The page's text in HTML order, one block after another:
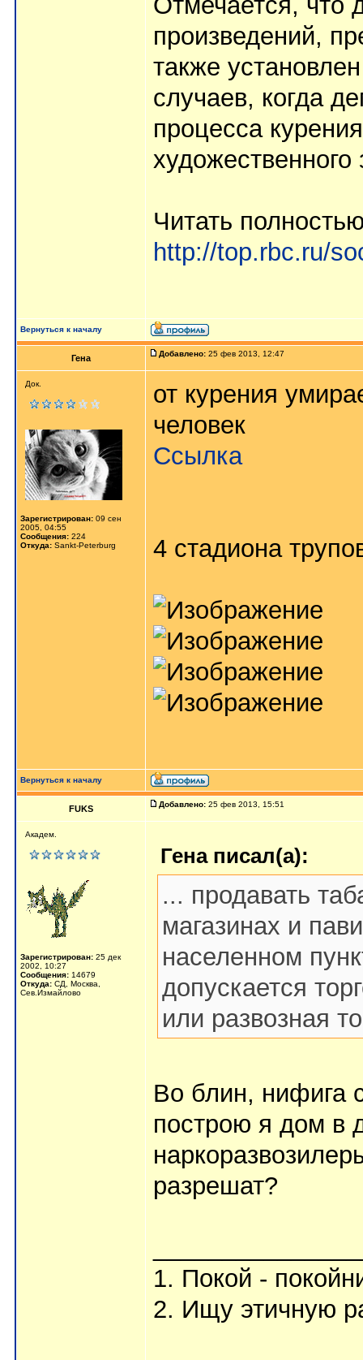
произведений,
также
случаев, когда
процесса
Читать
http://top.rbc.ru/
Вернуться к началу
Гена Добавлено: 25 фев 2013, 12:47
Док.
Зарегистрирован: 09 сен
2005, 04:55
Сообщения: 224
Откуда: Sankt-Peterburg
от курения
человек
Ссылка
4 стадиона
Вернуться к началу
FUKS Добавлено: 25 фев 2013, 15:51
Академ.
Зарегистрирован: 25 дек
2002, 10:27
Сообщения: 14679
Откуда: СД, Москва,
Сев.Измайлово
Гена писал(а):
... продавать
магазинах и
населенном
допускается
или развозная
Во блин, нифига
построю я дом в
разрешат?
1. Покой -
2. Ищу этичную